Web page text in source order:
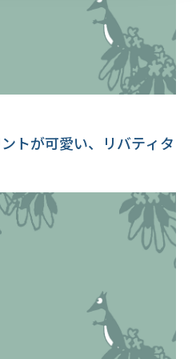
トが可愛い、リバティタ